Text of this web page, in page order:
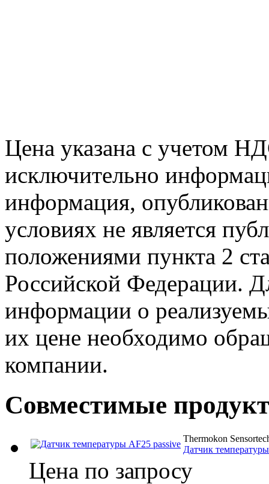
Цена указана с учетом
исключительно
информация,
условиях не является
положениями пункта 2
Российской Федерации.
информации о
их цене необходимо
компании.
Совместимые
Thermokon
Датчик
Цена по запросу